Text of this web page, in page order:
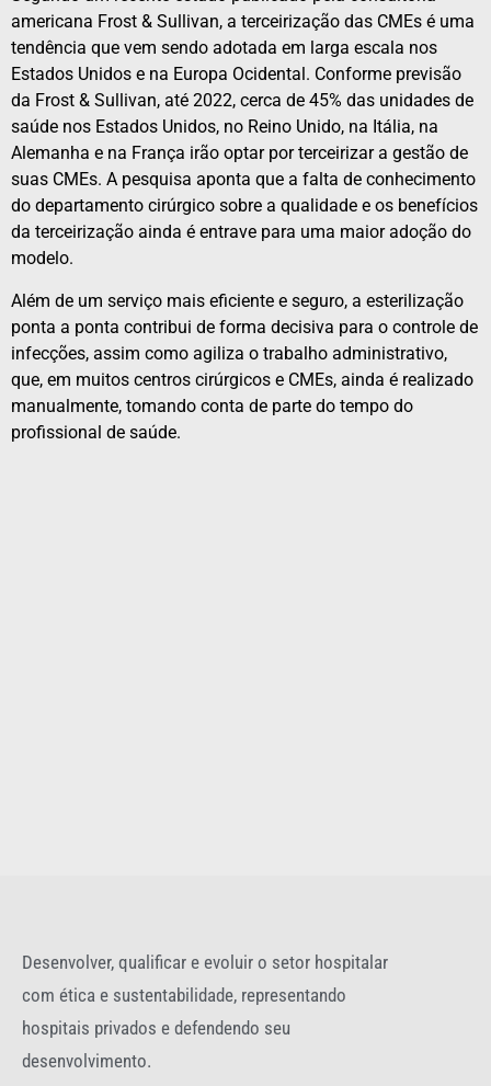
americana Frost & Sullivan, a terceirização das CMEs é uma
tendência que vem sendo adotada em larga escala nos
Estados Unidos e na Europa Ocidental. Conforme previsão
da Frost & Sullivan, até 2022, cerca de 45% das unidades de
saúde nos Estados Unidos, no Reino Unido, na Itália, na
Alemanha e na França irão optar por terceirizar a gestão de
suas CMEs. A pesquisa aponta que a falta de conhecimento
do departamento cirúrgico sobre a qualidade e os benefícios
da terceirização ainda é entrave para uma maior adoção do
modelo.
Além de um serviço mais eficiente e seguro, a esterilização
ponta a ponta contribui de forma decisiva para o controle de
infecções, assim como agiliza o trabalho administrativo,
que, em muitos centros cirúrgicos e CMEs, ainda é realizado
manualmente, tomando conta de parte do tempo do
profissional de saúde.
Desenvolver, qualificar e evoluir o setor hospitalar
com ética e sustentabilidade, representando
hospitais privados e defendendo seu
desenvolvimento.